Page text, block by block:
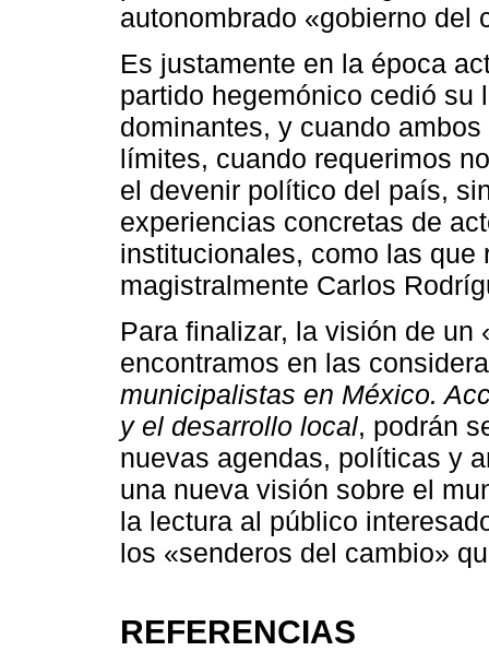
autonombrado «gobierno del
Es justamente en la época
partido hegemónico cedió su
dominantes, y cuando
límites, cuando requerimos
el devenir político del país,
experiencias concretas de
institucionales, como las que
magistralmente Carlos
Para finalizar, la visión de un
encontramos en las
municipalistas en México.
y el desarrollo local, podrán
nuevas agendas, políticas y
una nueva visión sobre el
la lectura al público
los «senderos del cambio»
REFERENCIAS